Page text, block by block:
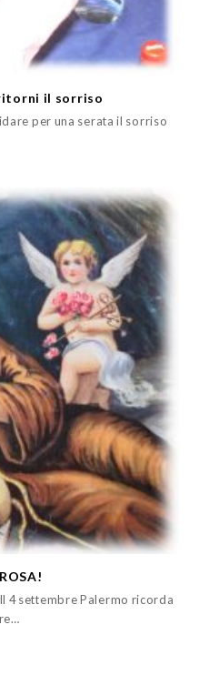
il sorriso
per una serata il sorriso
4 settembre Palermo ricorda